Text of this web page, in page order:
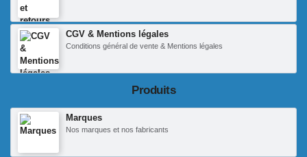
CGV & Mentions légales
Conditions général de vente & Mentions légales
Produits
Marques
Nos marques et nos fabricants